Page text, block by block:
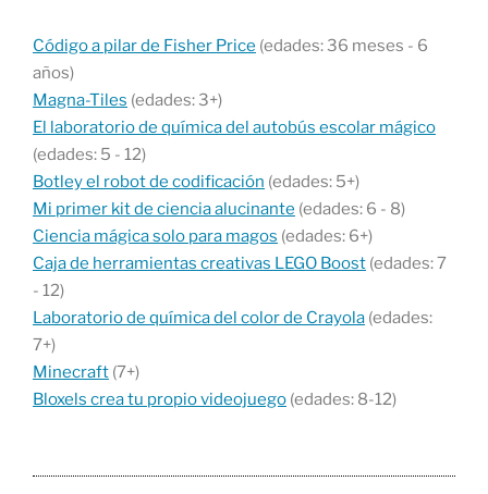
Código a pilar de Fisher Price (edades: 36 meses - 6
años)
Magna-Tiles (edades: 3+)
El laboratorio de química del autobús escolar mágico
(edades: 5 - 12)
Botley el robot de codificación (edades: 5+)
Mi primer kit de ciencia alucinante (edades: 6 - 8)
Ciencia mágica solo para magos (edades: 6+)
Caja de herramientas creativas LEGO Boost (edades: 7
- 12)
Laboratorio de química del color de Crayola (edades:
7+)
Minecraft (7+)
Bloxels crea tu propio videojuego (edades: 8-12)